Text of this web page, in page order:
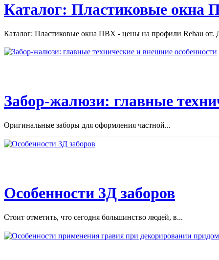
Каталог: Пластиковые окна
Каталог: Пластиковые окна ПВХ - цены на профили Rehau от.
Забор-жалюзи: главные
Оригинальные заборы для оформления частной...
Особенности 3Д заборов
Стоит отметить, что сегодня большинство людей, в...